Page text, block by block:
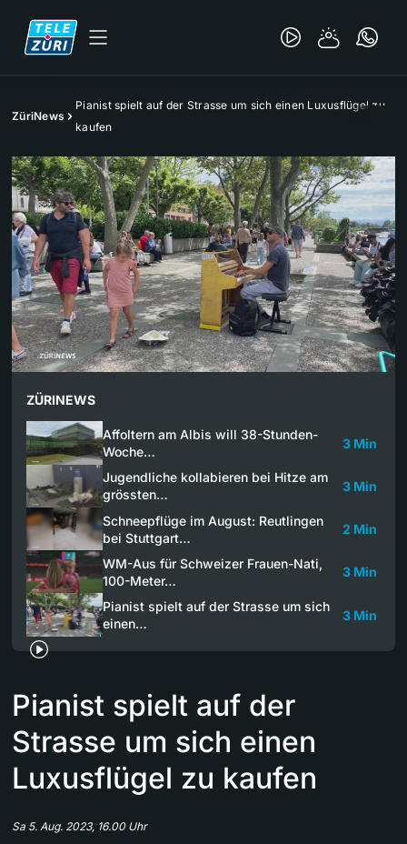
ZüriNews
Pianist spielt auf der Strasse um sich einen Luxusflügel zu
kaufen
ZÜRINEWS
Affoltern am Albis will 38-Stunden-
Woche…
3 Min
Jugendliche kollabieren bei Hitze am
grössten…
3 Min
Schneepflüge im August: Reutlingen
bei Stuttgart…
2 Min
WM-Aus für Schweizer Frauen-Nati,
100-Meter…
3 Min
Pianist spielt auf der Strasse um sich
einen…
3 Min
Pianist spielt auf der
Strasse um sich einen
Luxusflügel zu kaufen
Sa 5. Aug. 2023, 16.00 Uhr